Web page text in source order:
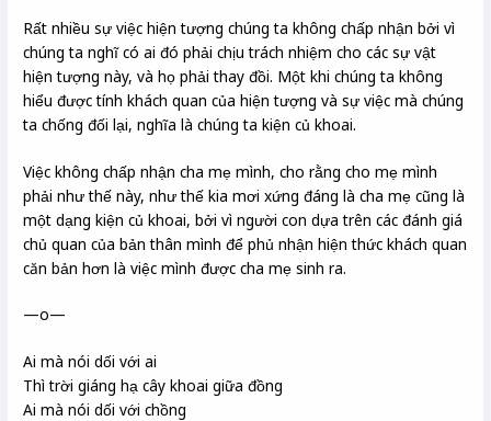
Rất nhiều sự việc hiện tượng chúng ta không chấp nhận bởi vì
chúng ta nghĩ có ai đó phải chịu trách nhiệm cho các sự vật
hiện tượng này, và họ phải thay đồi. Một khi chúng ta không
hiểu được tính khách quan của hiện tượng và sự việc mà chúng
ta chống đối lại, nghĩa là chúng ta kiện củ khoai.
Việc không chấp nhận cha mẹ mình, cho rằng cho mẹ mình
phải như thế này, như thế kia mơi xứng đáng là cha mẹ cũng là
một dạng kiện củ khoai, bởi vì người con dựa trên các đánh giá
chủ quan của bản thân mình để phủ nhận hiện thức khách quan
căn bản hơn là việc mình được cha mẹ sinh ra.
—o—
Ai mà nói dối với ai
Thì trời giáng hạ cây khoai giữa đồng
Ai mà nói dối với chồng